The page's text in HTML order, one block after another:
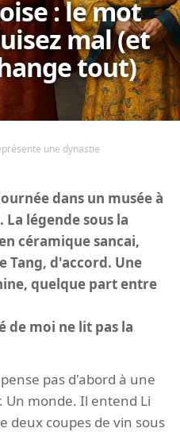
: le mot
mal (et
tout)
une dynastie
dans un musée à
légende sous la
céramique sancai,
Tang, d'accord. Une
quelque part entre
de moi ne lit pas la
pas d'abord à une
monde. Il entend Li
deux coupes de vin sous